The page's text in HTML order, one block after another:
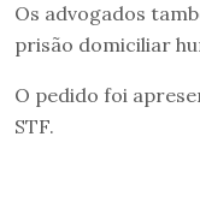
Os advogados
prisão domiciliar
O pedido foi
STF.